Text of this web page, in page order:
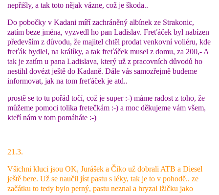
nepřišly, a tak toto nějak vázne, což je škoda..
Do pobočky v Kadani míří zachráněný albínek ze Strakonic,
zatím beze jména, vyzvedl ho pan Ladislav. Freťáček byl nabízen
především z důvodu, že majitel chtěl prodat venkovní voliéru, kde
freťák bydlel, na králíky, a tak freťáček musel z domu, za 200,- A
tak je zatím u pana Ladislava, který už z pracovních důvodů ho
nestihl dovézt ještě do Kadaně. Dále vás samozřejmě budeme
informovat, jak na tom freťáček je atd..
prostě se to tu pořád točí, což je super :-) máme radost z toho, že
můžeme pomoci tolika fretečkám :-) a moc děkujeme vám všem,
kteří nám v tom pomáháte :-)
21.3.
Všichni kluci jsou OK, Jurášek a Čiko už dobrali ATB a Diesel
ještě bere. Už se naučil jíst pastu s léky, tak je to v pohodě.. ze
začátku to tedy bylo perný, pastu neznal a hryzal lžičku jako